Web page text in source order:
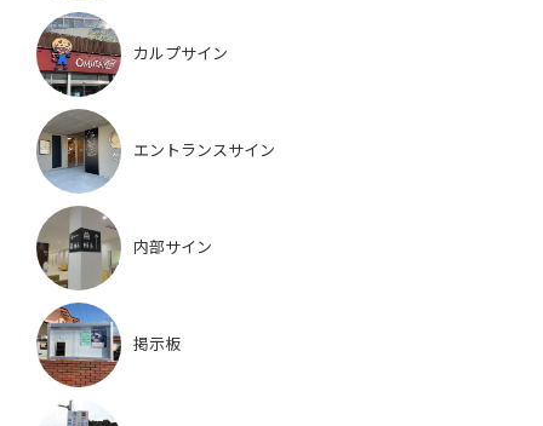
カルプサイン
エントランスサイン
内部サイン
掲示板